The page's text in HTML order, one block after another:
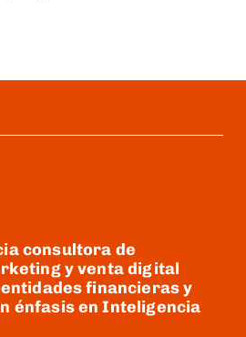
consultora de
y venta digital
financieras y
énfasis en Inteligencia